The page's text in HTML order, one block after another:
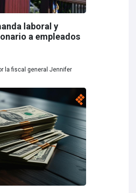
laboral y
a empleados
la fiscal general Jennifer